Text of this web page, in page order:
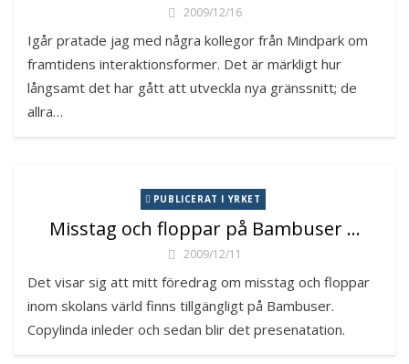
2009/12/16
Igår pratade jag med några kollegor från Mindpark om
framtidens interaktionsformer. Det är märkligt hur
långsamt det har gått att utveckla nya gränssnitt; de
allra…
PUBLICERAT I YRKET
Misstag och floppar på Bambuser …
2009/12/11
Det visar sig att mitt föredrag om misstag och floppar
inom skolans värld finns tillgängligt på Bambuser.
Copylinda inleder och sedan blir det presenatation.